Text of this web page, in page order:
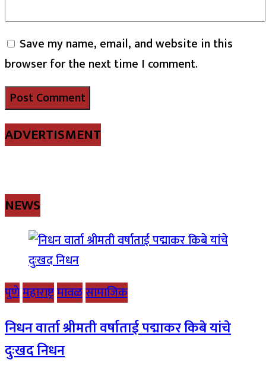
Save my name, email, and website in this
browser for the next time I comment.
ADVERTISMENT
NEWS
पुणेमहाराष्ट्रमावळसामाजिक
निधन वार्ता श्रीमती वर्षाताई पद्माकर किबे यांचे
दुःखद निधन